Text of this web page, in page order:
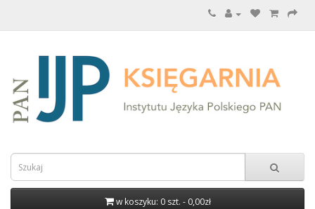
w koszyku: 0 szt. - 0,00zł